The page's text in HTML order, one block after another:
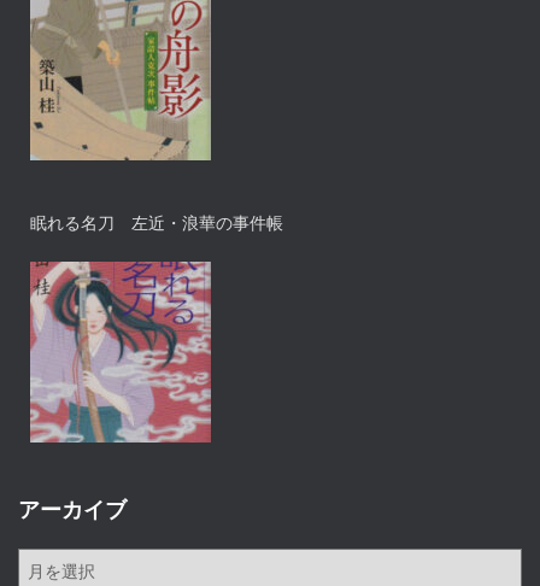
眠れる名刀 左近・浪華の事件帳
アーカイブ
ア